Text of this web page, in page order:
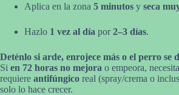
Aplica en la zona 5 minutos y seca
Hazlo 1 vez al día por2–3 días.
Deténlo si arde, enrojece más o el perro se
Si en 72 horas no mejora o empeora,
requiere antifúngico real (spray/crema o
solo lo hace crecer.